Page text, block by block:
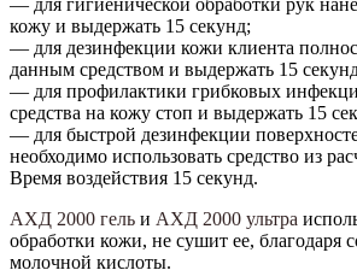
кожу и выдержать 15 секунд;
— для дезинфекции кожи клиента
данным средством и выдержать 15
— для профилактики грибковых
средства на кожу стоп и выдержать 15
— для быстрой дезинфекции
необходимо использовать средство из
Время воздействия 15 секунд.
АХД 2000 гель и АХД 2000 ультра
обработки кожи, не сушит ее, благодаря
молочной кислоты.